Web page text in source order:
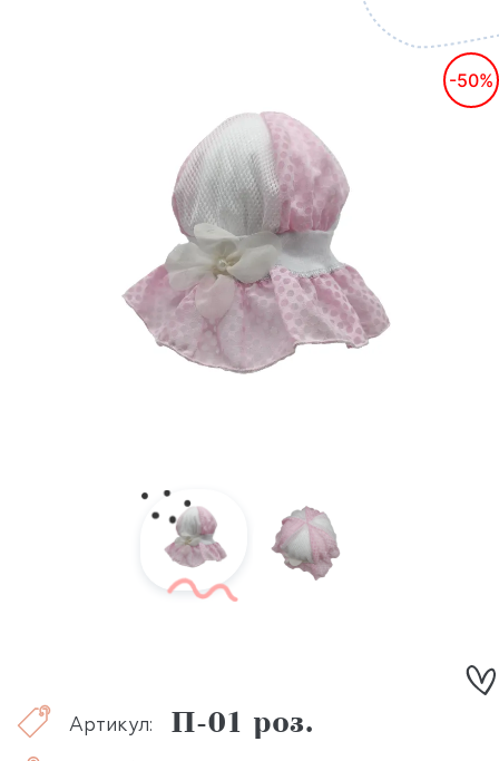
-50%
Артикул: П-01 роз.